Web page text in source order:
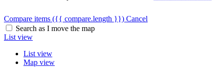
Compare items ({{ compare.length }}) Cancel
Search as I move the map
List view
List view
Map view